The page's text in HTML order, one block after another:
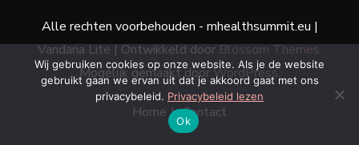
Alle rechten voorbehouden - mhealthsummit.eu |
Vandana Lite | Ontwikkeld doorBlossom Themes.
Mogelijk gemaakt doorWordPress.
Home Contact
Wij gebruiken cookies op onze website. Als je de website
gebruikt gaan we ervan uit dat je akkoord gaat met ons
privacybeleid. Privacybeleid lezen
Ok